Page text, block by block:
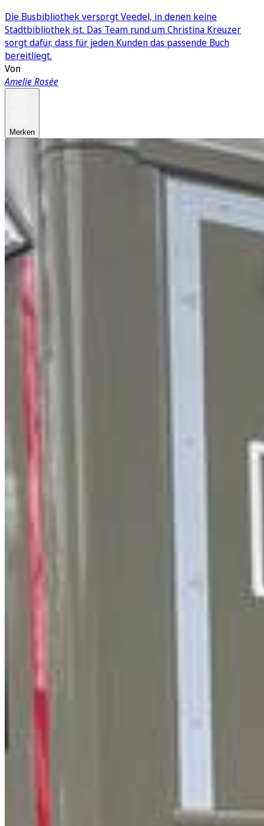
Die Busbibliothek versorgt Veedel, in denen keine
Stadtbibliothek ist. Das Team rund um Christina Kreuzer
sorgt dafür, dass für jeden Kunden das passende Buch
bereitliegt.
Von
Amelie Rosée
Merken